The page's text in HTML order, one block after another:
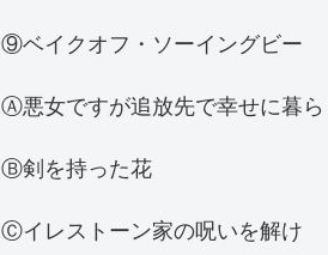
⑨ベイクオフ・ソーイングビー
Ⓐ悪女ですが追放先で幸せに暮ら
Ⓑ剣を持った花
Ⓒイレストーン家の呪いを解け